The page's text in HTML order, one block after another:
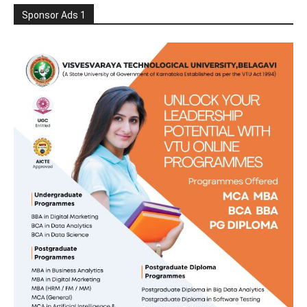
Sponsor Ads 1